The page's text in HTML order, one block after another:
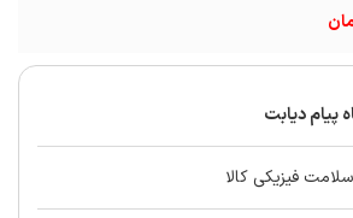
پیام دیابت
فیزیکی کالا